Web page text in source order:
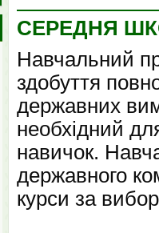
СЕРЕДНЯ
Навчальний
здобуття
державних
необхідний
навичок.
державного
курси за